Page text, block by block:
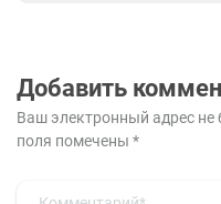
Добавить
Ваш электронный адрес не
поля помечены *